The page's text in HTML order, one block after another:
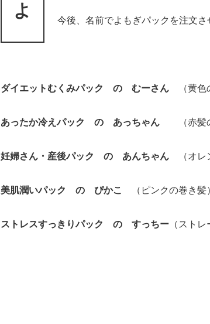
よ
今後、名前でよもぎパックを注文さ
ダイエットむくみパック の むーさん （黄
あったか冷えパック の あっちゃん （赤
妊婦さん・産後パック の あんちゃん （オ
美肌潤いパック の ぴかこ （ピンクの巻き髪
ストレスすっきりパック の すっちー （ストレ